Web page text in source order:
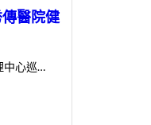
醫院健
中心巡…